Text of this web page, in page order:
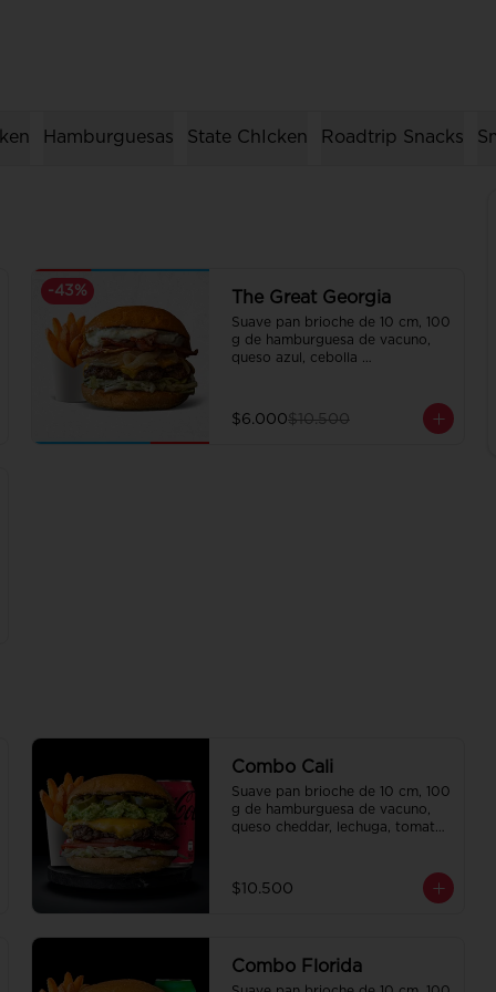
Hamburguesas State ChIcken Roadtrip Snacks
-43% The Great Georgia
Suave pan brioche de 10 cm, 100
g de hamburguesa de vacuno,
queso azul, cebolla
Incluye papas fritas crocantes.
$6.000$10.500
Combo Cali
Suave pan brioche de 10 cm, 100
g de hamburguesa de vacuno,
queso cheddar, lechuga, tomate,
perfectamente condimentadas,
salsa de la casa de regalo a
$10.500
Combo Florida